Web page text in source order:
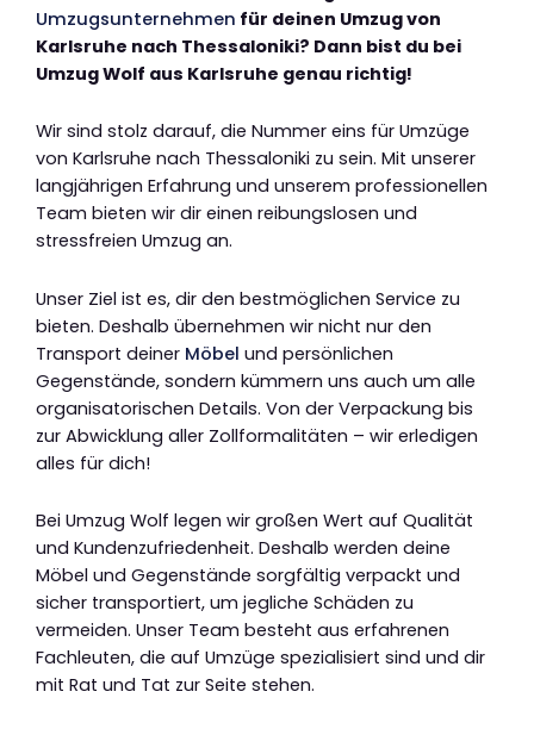
Umzugsunternehmen für deinen Umzug von
Karlsruhe nach Thessaloniki? Dann bist du bei
Umzug Wolf aus Karlsruhe genau richtig!
Wir sind stolz darauf, die Nummer eins für Umzüge
von Karlsruhe nach Thessaloniki zu sein. Mit unserer
langjährigen Erfahrung und unserem professionellen
Team bieten wir dir einen reibungslosen und
stressfreien Umzug an.
Unser Ziel ist es, dir den bestmöglichen Service zu
bieten. Deshalb übernehmen wir nicht nur den
Transport deiner Möbel und persönlichen
Gegenstände, sondern kümmern uns auch um alle
organisatorischen Details. Von der Verpackung bis
zur Abwicklung aller Zollformalitäten – wir erledigen
alles für dich!
Bei Umzug Wolf legen wir großen Wert auf Qualität
und Kundenzufriedenheit. Deshalb werden deine
Möbel und Gegenstände sorgfältig verpackt und
sicher transportiert, um jegliche Schäden zu
vermeiden. Unser Team besteht aus erfahrenen
Fachleuten, die auf Umzüge spezialisiert sind und dir
mit Rat und Tat zur Seite stehen.